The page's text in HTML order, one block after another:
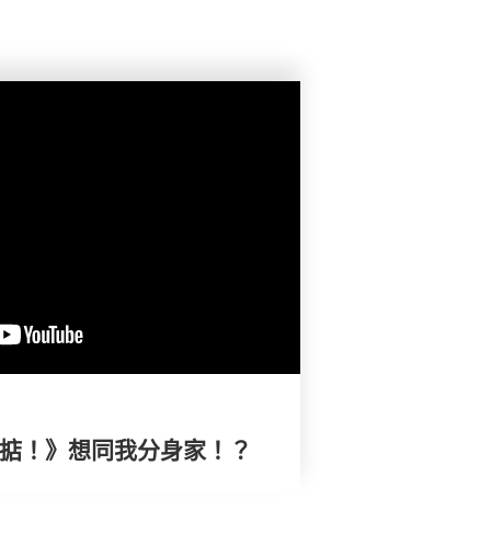
！》想同我分身家！？